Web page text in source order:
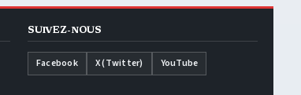
SUIVEZ-NOUS
Facebook X (Twitter) YouTube